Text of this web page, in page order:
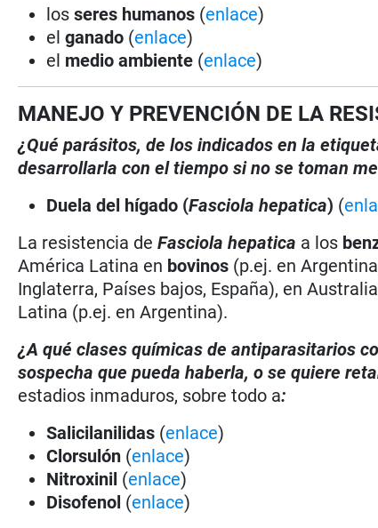
losseres humanos (enlace)
elganado (enlace)
el medio ambiente (enlace)
MANEJO Y PREVENCIÓN DE LA
¿Qué parásitos, de los indicados en la
desarrollarla con el tiempo si no se toman
Duela del hígado (Fasciola hepatica) (
La resistencia deFasciola hepatica a los
América Latina en bovinos (p.ej. en
Inglaterra, Países bajos, España), en
Latina (p.ej. en Argentina).
¿A qué clases químicas de antiparasitarios
sospecha que pueda haberla, o se quiere
estadios inmaduros, sobre todo a:
Salicilanilidas (enlace)
Clorsulón (enlace)
Nitroxinil (enlace)
Disofenol (enlace)